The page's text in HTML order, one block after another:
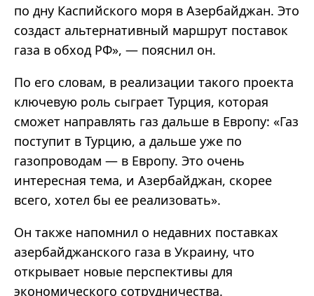
по дну Каспийского моря в Азербайджан. Это
создаст альтернативный маршрут поставок
газа в обход РФ», — пояснил он.
По его словам, в реализации такого проекта
ключевую роль сыграет Турция, которая
сможет направлять газ дальше в Европу: «Газ
поступит в Турцию, а дальше уже по
газопроводам — в Европу. Это очень
интересная тема, и Азербайджан, скорее
всего, хотел бы ее реализовать».
Он также напомнил о недавних поставках
азербайджанского газа в Украину, что
открывает новые перспективы для
экономического сотрудничества.